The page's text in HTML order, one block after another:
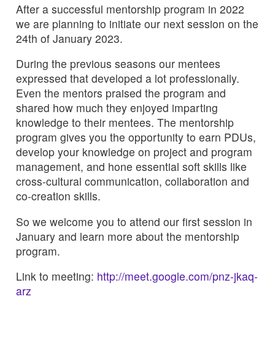
After a successful mentorship program in 2022
we are planning to initiate our next session on the
24th of January 2023.
During the previous seasons our mentees
expressed that developed a lot professionally.
Even the mentors praised the program and
shared how much they enjoyed imparting
knowledge to their mentees. The mentorship
program gives you the opportunity to earn PDUs,
develop your knowledge on project and program
management, and hone essential soft skills like
cross-cultural communication, collaboration and
co-creation skills.
So we welcome you to attend our first session in
January and learn more about the mentorship
program.
Link to meeting: http://meet.google.com/pnz-jkaq-
arz